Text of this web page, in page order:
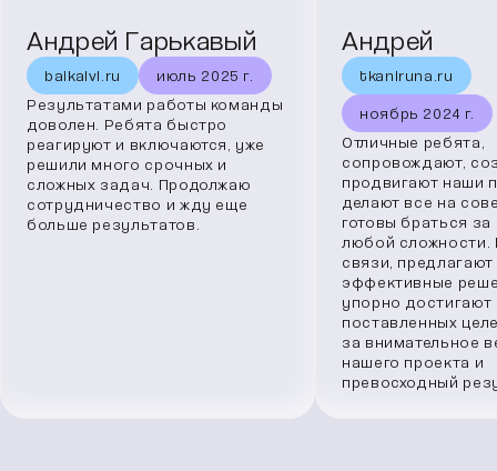
Андрей Гарькавый
baikalvl.ru
июль 2025 г.
Результатами работы команды
доволен. Ребята быстро
реагируют и включаются, уже
решили много срочных и
сложных задач. Продолжаю
сотрудничество и жду еще
больше результатов.
Андрей
tkaniruna.ru
ноябрь 2024 г.
Отличные ребята,
сопровождают,
продвигают наши
делают все на
готовы браться
любой сложности.
связи, предлагают
эффективные
упорно достигают
поставленных
за внимательное
нашего проекта и
превосходный